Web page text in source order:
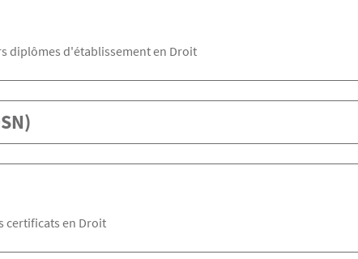
diplômes d'établissement en Droit
certificats en Droit